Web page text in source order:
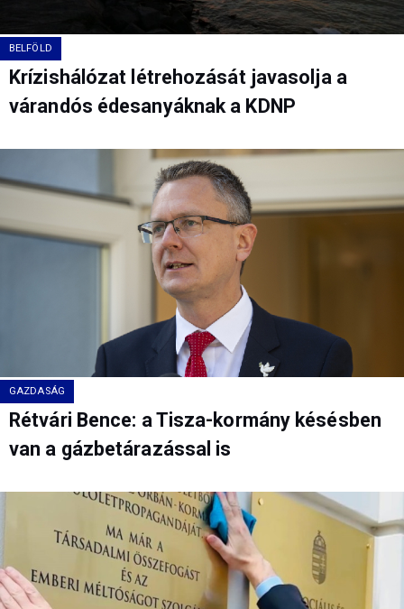
BELFÖLD
Krízishálózat létrehozását javasolja a
várandós édesanyáknak a KDNP
GAZDASÁG
Rétvári Bence: a Tisza-kormány késésben
van a gázbetárazással is